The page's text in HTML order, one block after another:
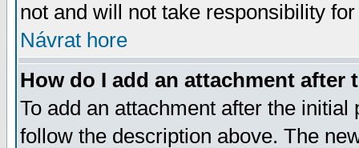
not and will not take responsibility
Návrat hore
How do I add an attachment after
To add an attachment after the
follow the description above. The